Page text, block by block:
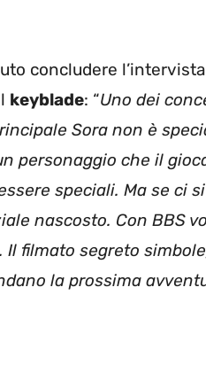
concludere
keyblade: “Uno dei
Sora non è
personaggio che il
speciali. Ma se ci
nascosto. Con BBS
Il filmato segreto
la prossima